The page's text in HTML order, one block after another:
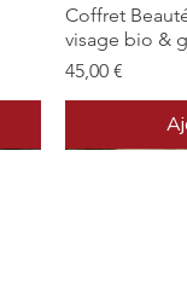
Coffret
visage bio &
Prix
45,00 €